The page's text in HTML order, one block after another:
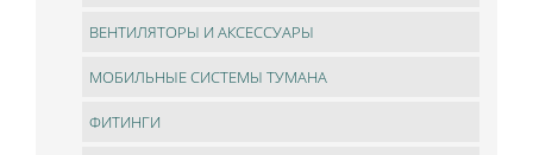
ВЕНТИЛЯТОРЫ И АКСЕССУАРЫ
МОБИЛЬНЫЕ СИСТЕМЫ ТУМАНА
ФИТИНГИ